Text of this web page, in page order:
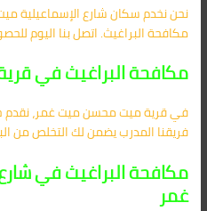
نحن نخدم سكان شارع الإسماعيلية
مكافحة البراغيث. اتصل بنا اليوم
مكافحة البراغيث في
في قرية ميت محسن ميت غمر، نقدم
فريقنا المدرب يضمن لك التخلص من
مكافحة البراغيث في
غمر